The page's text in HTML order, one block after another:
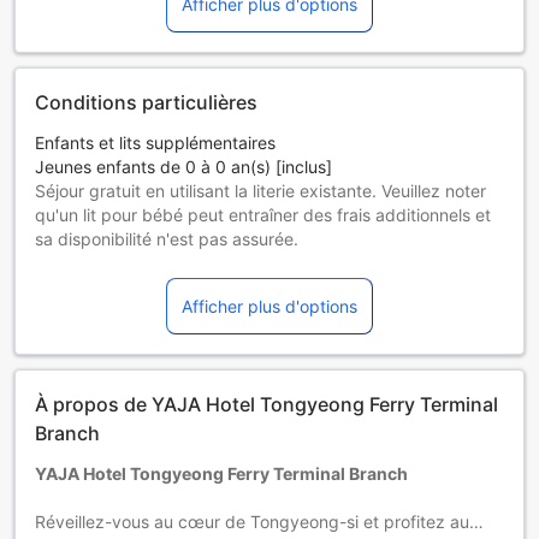
(Ce contenu a été traduit automatiquement) (Ce contenu a
été traduit automatiquement)
Conditions particulières
Enfants et lits supplémentaires
Jeunes enfants de 0 à 0 an(s) [inclus]
Séjour gratuit en utilisant la literie existante. Veuillez noter
qu'un lit pour bébé peut entraîner des frais additionnels et
sa disponibilité n'est pas assurée.
Utilisation d'un lit supplémentaire nécessaire
Les lits supplémentaires dépendent de la chambre que
vous choisissez. Pour plus de détails, veuillez vérifier la
capacité de chaque chambre.
peuvent s'appliquer si vous réservez plus de 5 chambres
Afficher plus d'options
À propos de YAJA Hotel Tongyeong Ferry Terminal
Branch
YAJA Hotel Tongyeong Ferry Terminal Branch
Réveillez-vous au cœur de Tongyeong-si et profitez au